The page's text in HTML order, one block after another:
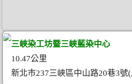
三峽染工坊暨三峽藍染中心
10.47公里
新北市237三峽區中山路20巷3號